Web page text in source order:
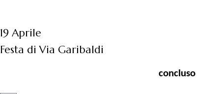
19 Aprile
Festa di Via Garibaldi
concluso